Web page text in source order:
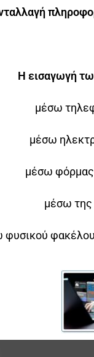
H εισαγωγή
μέσω
μέσω
μέσω φόρμας
μέσω της
φυσικού